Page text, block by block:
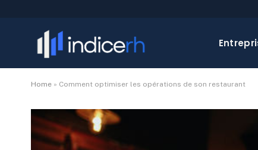
Home » Comment optimiser les opérations de son restaurant